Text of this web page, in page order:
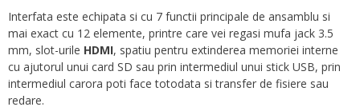
Interfata este echipata si cu 7 functii principale de ansamblu si
mai exact cu 12 elemente, printre care vei regasi mufa jack 3.5
mm, slot-urile HDMI, spatiu pentru extinderea memoriei interne
cu ajutorul unui card SD sau prin intermediul unui stick USB, prin
intermediul carora poti face totodata si transfer de fisiere sau
redare.